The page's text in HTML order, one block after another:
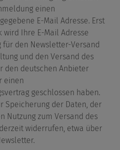
einen
E-Mail Adresse. Erst
Ihre E-Mail Adresse
den Newsletter-Versand
und den Versand des
den deutschen Anbieter
einen
geschlossen haben.
Speicherung der Daten, der
Nutzung zum Versand des
widerrufen, etwa über